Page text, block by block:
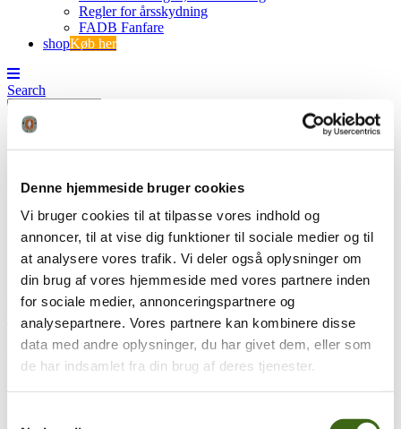
Denne hjemmeside bruger cookies
Vi bruger cookies til at tilpasse vores indhold og
annoncer, til at vise dig funktioner til sociale medier og til
at analysere vores trafik. Vi deler også oplysninger om
din brug af vores hjemmeside med vores partnere inden
for sociale medier, annonceringspartnere og
analysepartnere. Vores partnere kan kombinere disse
data med andre oplysninger, du har givet dem, eller som
de har indsamlet fra din brug af deres tjenester.
Regler for årsskydning
FADB Fanfare
shopKøb her
Search
Lærebog om buejagt – web
FADB
Lærebog om buejagt – web
Lærebog om buejagt - web
Træk og slip
Foreningen af Danske Buejægere (FADB)
Bygaden 43, Torrild